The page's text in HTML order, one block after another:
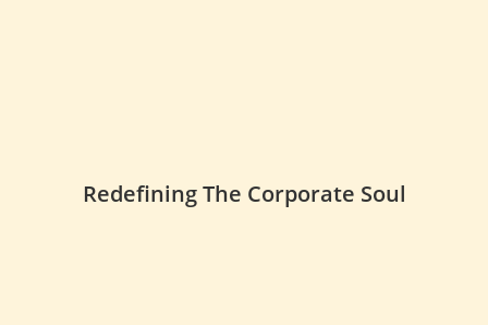
Redefining The Corporate Soul